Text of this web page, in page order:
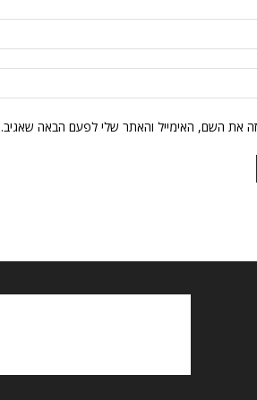
את השם, האימייל והאתר שלי לפעם הבאה שאגיב.